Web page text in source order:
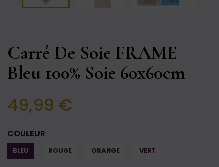
Carré De Soie FRAME
Bleu 100% Soie 60x60cm
49,99 €
COULEUR
BLEU ROUGE ORANGE VERT